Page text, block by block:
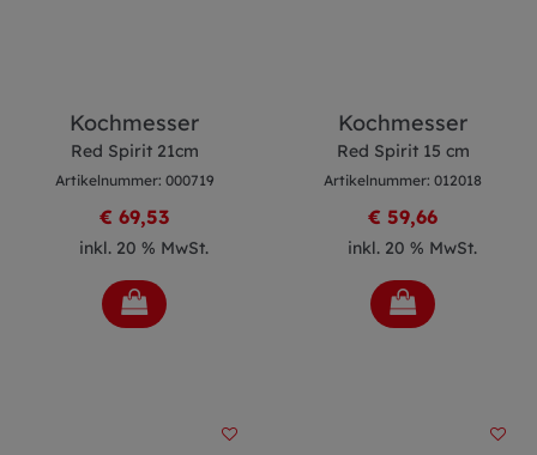
Kochmesser
Red Spirit 21cm
Artikelnummer: 000719
€ 69,53
inkl. 20 % MwSt.
Kochmesser
Red Spirit 15 cm
Artikelnummer: 012018
€ 59,66
inkl. 20 % MwSt.